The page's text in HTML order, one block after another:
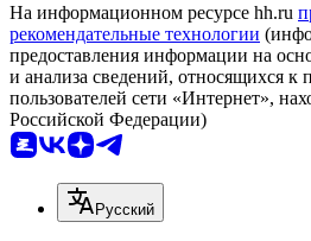
На информационном ресурсе hh.ru
рекомендательные технологии
предоставления информации на
и анализа сведений, относящихся к
пользователей сети «Интернет»,
Российской Федерации)
Русский